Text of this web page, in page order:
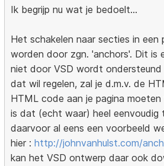
Ik begrijp nu wat je bedoelt...
Het schakelen naar secties in een
worden door zgn. 'anchors'. Dit is
niet door VSD wordt ondersteund
dat wil regelen, zal je d.m.v. de
HTML code aan je pagina moeten
is dat (echt waar) heel eenvoudig
daarvoor al eens een voorbeeld
hier :http://johnvanhulst.com/
kan het VSD ontwerp daar ook